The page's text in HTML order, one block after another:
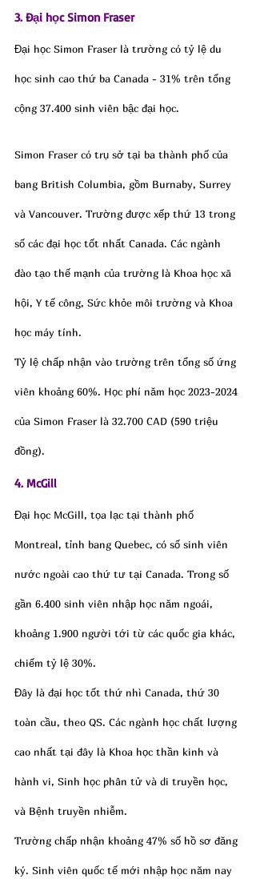
3. Đại học Simon Fraser
Đại học Simon Fraser là trường có tỷ lệ du
học sinh cao thứ ba Canada - 31% trên tổng
cộng 37.400 sinh viên bậc đại học.
Simon Fraser có trụ sở tại ba thành phố của
bang British Columbia, gồm Burnaby, Surrey
và Vancouver. Trường được xếp thứ 13 trong
số các đại học tốt nhất Canada. Các ngành
đào tạo thế mạnh của trường là Khoa học xã
hội, Y tế công, Sức khỏe môi trường và Khoa
học máy tính.
Tỷ lệ chấp nhận vào trường trên tổng số ứng
viên khoảng 60%. Học phí năm học 2023-2024
của Simon Fraser là 32.700 CAD (590 triệu
đồng).
4. McGill
Đại học McGill, tọa lạc tại thành phố
Montreal, tỉnh bang Quebec, có số sinh viên
nước ngoài cao thứ tư tại Canada. Trong số
gần 6.400 sinh viên nhập học năm ngoái,
khoảng 1.900 người tới từ các quốc gia khác,
chiếm tỷ lệ 30%.
Đây là đại học tốt thứ nhì Canada, thứ 30
toàn cầu, theo QS. Các ngành học chất lượng
cao nhất tại đây là Khoa học thần kinh và
hành vi, Sinh học phân tử và di truyền học,
và Bệnh truyền nhiễm.
Trường chấp nhận khoảng 47% số hồ sơ đăng
ký. Sinh viên quốc tế mới nhập học năm nay